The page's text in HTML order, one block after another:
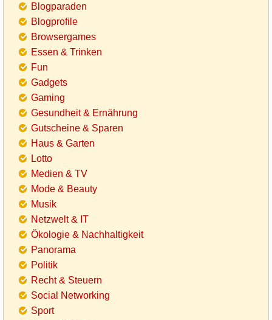
Blogparaden
Blogprofile
Browsergames
Essen & Trinken
Fun
Gadgets
Gaming
Gesundheit & Ernährung
Gutscheine & Sparen
Haus & Garten
Lotto
Medien & TV
Mode & Beauty
Musik
Netzwelt & IT
Ökologie & Nachhaltigkeit
Panorama
Politik
Recht & Steuern
Social Networking
Sport